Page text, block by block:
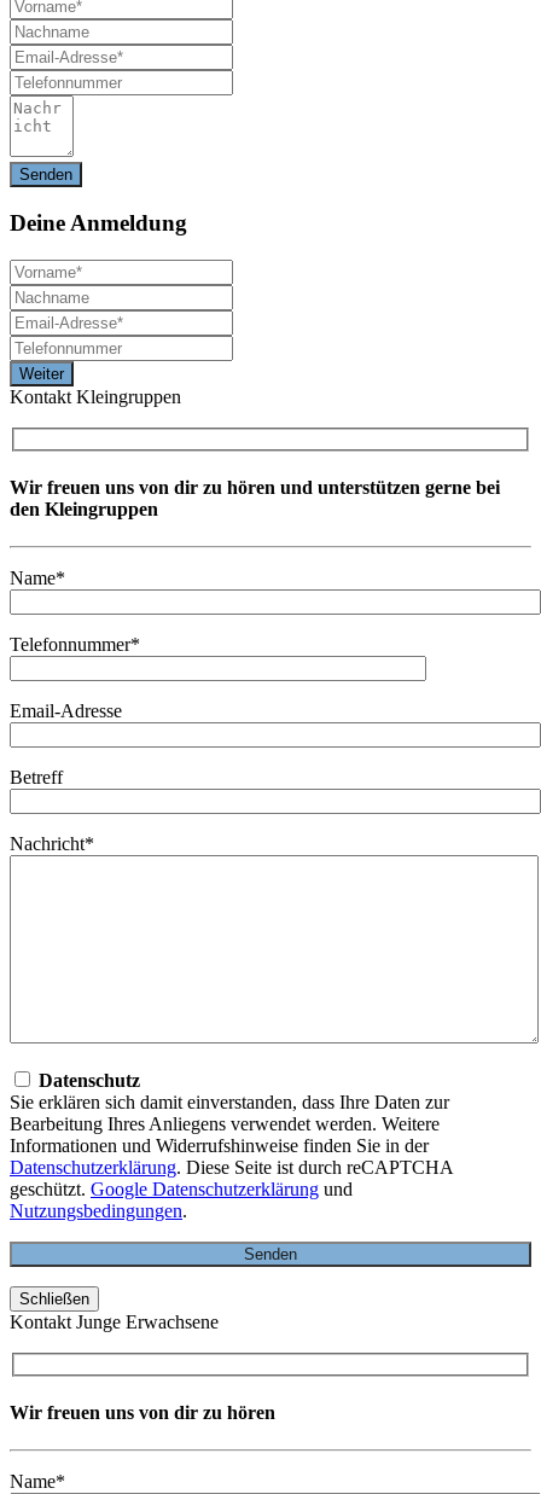
Deine Anmeldung
Kontakt Kleingruppen
Wir freuen uns von dir zu hören und unterstützen gerne bei
den Kleingruppen
Name*
Telefonnummer*
Email-Adresse
Betreff
Nachricht*
Datenschutz
Sie erklären sich damit einverstanden, dass Ihre Daten zur
Bearbeitung Ihres Anliegens verwendet werden. Weitere
Informationen und Widerrufshinweise finden Sie in der
Datenschutzerklärung. Diese Seite ist durch reCAPTCHA
geschützt. Google Datenschutzerklärung und
Nutzungsbedingungen.
Schließen
Kontakt Junge Erwachsene
Wir freuen uns von dir zu hören
Name*